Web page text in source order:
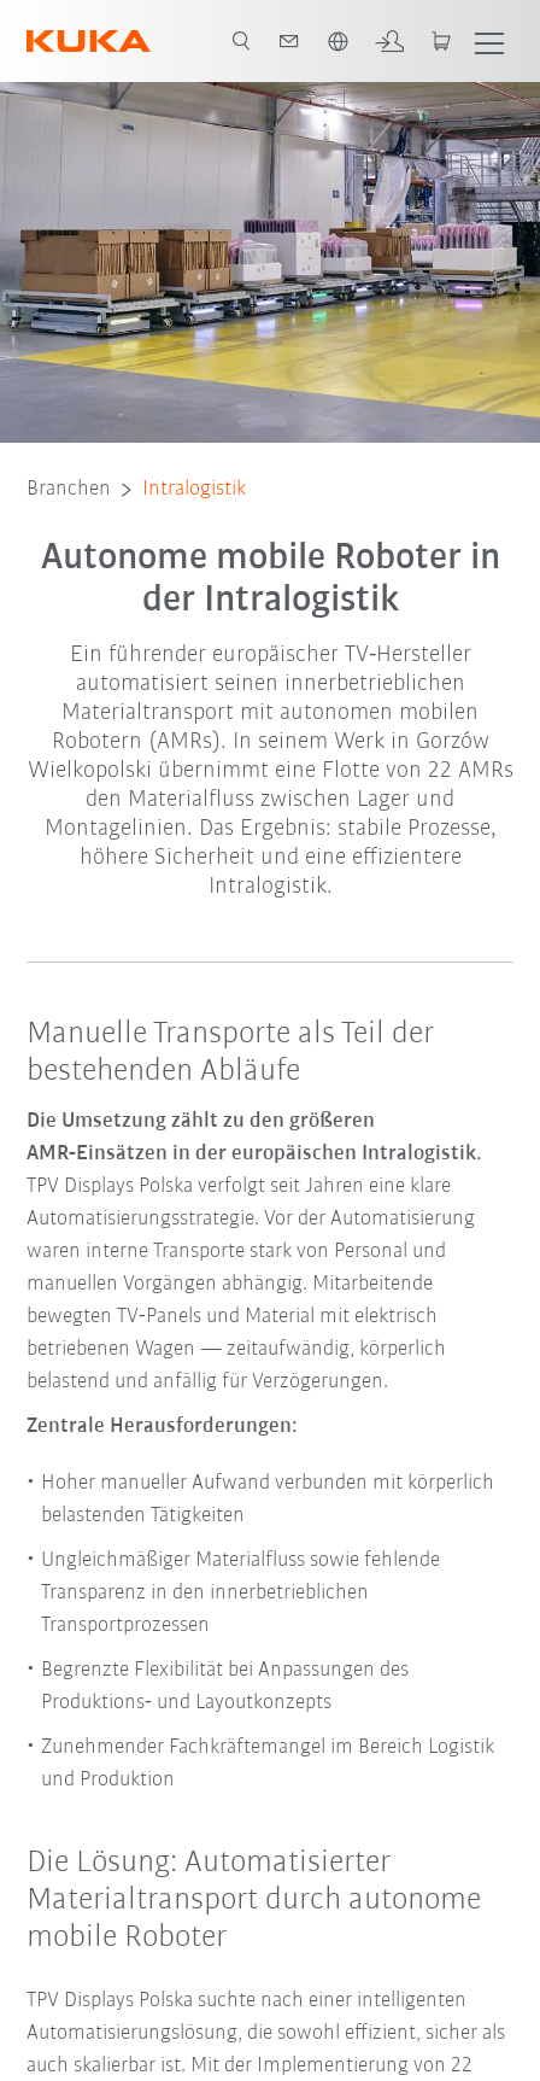
Video Flottenmanager Fazit Alle System Partner Kontakt
Branchen Intralogistik
Autonome mobile Roboter in
der Intralogistik
Ein führender europäischer TV‑Hersteller
automatisiert seinen innerbetrieblichen
Materialtransport mit autonomen mobilen
Robotern (AMRs). In seinem Werk in Gorzów
Wielkopolski übernimmt eine Flotte von 22 AMRs
den Materialfluss zwischen Lager und
Montagelinien. Das Ergebnis: stabile Prozesse,
höhere Sicherheit und eine effizientere
Intralogistik.
Manuelle Transporte als Teil der
bestehenden Abläufe
Die Umsetzung zählt zu den größeren
AMR‑Einsätzen in der europäischen Intralogistik.
TPV Displays Polska verfolgt seit Jahren eine klare
Automatisierungsstrategie. Vor der Automatisierung
waren interne Transporte stark von Personal und
manuellen Vorgängen abhängig. Mitarbeitende
bewegten TV‑Panels und Material mit elektrisch
betriebenen Wagen — zeitaufwändig, körperlich
belastend und anfällig für Verzögerungen.
Zentrale Herausforderungen:
Hoher manueller Aufwand verbunden mit körperlich
belastenden Tätigkeiten
Ungleichmäßiger Materialfluss sowie fehlende
Transparenz in den innerbetrieblichen
Transportprozessen
Begrenzte Flexibilität bei Anpassungen des
Produktions‑ und Layoutkonzepts
Zunehmender Fachkräftemangel im Bereich Logistik
und Produktion
Die Lösung: Automatisierter
Materialtransport durch autonome
mobile Roboter
TPV Displays Polska suchte nach einer intelligenten
Automatisierungslösung, die sowohl effizient, sicher als
auch skalierbar ist. Mit der Implementierung von 22